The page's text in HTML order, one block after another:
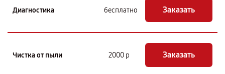
Диагностика бесплатно Заказать
Чистка от пыли 2000 р Заказать